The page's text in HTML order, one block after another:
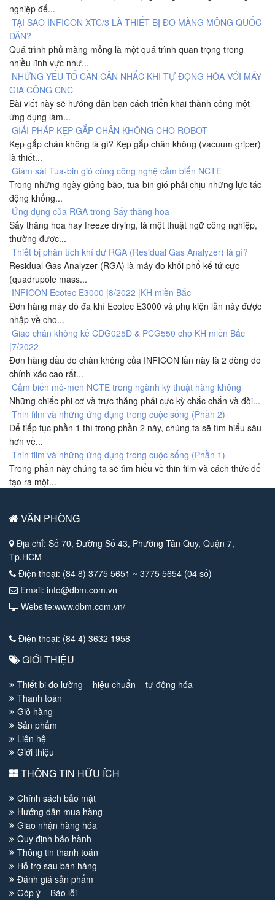
nghiệp để...
TẠI SAO INFICON XTC/3 LÀ THIẾT BỊ ĐO MÀNG MỎNG QUỐC
DÂN?
Quá trình phủ màng mỏng là một quá trình quan trọng trong
nhiều lĩnh vực như...
NHỮNG YẾU TỐ CẦN CÂN NHẮC KHI TỰ ĐỘNG HÓA VỚI MÁY
GIA CÔNG CNC
Bài viết này sẽ hướng dẫn bạn cách triển khai thành công một
ứng dụng làm...
GIẢI PHÁP KẸP GẮP CHÂN KHÔNG CHO ROBOT
Kẹp gắp chân không là gì? Kẹp gắp chân không (vacuum griper)
là thiết...
Giám sát Tua-bin gió cùng công nghệ cảm biến NCTE
Trong những ngày giông bão, tua-bin gió phải chịu những lực tác
động khổng...
Ứng dụng của RGA trong Sấy thăng hoa
Sấy thăng hoa hay freeze drying, là một thuật ngữ công nghiệp,
thường được...
Thiết bị phân tích khí dư RGA (Residual Gas Analyzer) là gì?
Residual Gas Analyzer (RGA) là máy đo khối phổ kế tứ cực
(quadrupole mass...
INFICON Ecotec E3000 |8/2022 |KH miền Bắc
Đơn hàng máy dò đa khí Ecotec E3000 và phụ kiện lần này được
nhập về cho...
Giao chân không kế CDG025D & PCG550 cho KH miền Bắc
|7/2022
Đơn hàng đầu đo chân không của INFICON lần này là 2 dòng đo
chính xác cao rất...
Cảm biến mô-men NCTE trong ngành kỹ thuật hàng không
Những chiếc phi cơ và trực thăng phải cực kỳ chắc chắn và đòi...
Thin film và những ứng dụng trong cuộc sống (Phần 2)
Để tiếp tục phần 1 thì trong phần 2 này, chúng ta sẽ tìm hiểu sâu
hơn về...
Thin film và những ứng dụng trong cuộc sống (Phần 1)
Trong phần này chúng ta sẽ tìm hiểu về thin film và cách thức để
tạo ra một...
VĂN PHÒNG
Địa chỉ: Số 70, Đường Số 43, Phường Tân Quy, Quận 7,
Tp.HCM
Điện thoại: (84 8) 3775 5651 ~ 3775 5654 (04 số)
Email: info@dbm.com.vn
Website:www.dbm.com.vn/
Điện thoại: (84 4) 3632 1958
GIỚI THIỆU
Thiết bị đo lường – hiệu chuẩn – tự động hóa
Thanh toán
Giỏ hàng
Sản phẩm
Liên hệ
Giới thiệu
THÔNG TIN HỮU ÍCH
Chính sách bảo mật
Hướng dẫn mua hàng
Giao nhận hàng hóa
Quy định bảo hành
Thông tin thanh toán
Hỗ trợ sau bán hàng
Đánh giá sản phẩm
Góp ý – Báo lỗi